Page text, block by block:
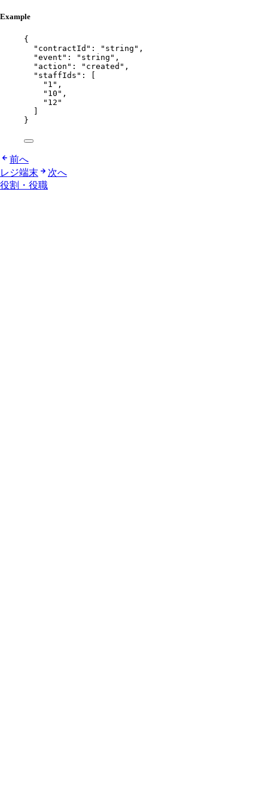
Example
{
"contractId" : " string " ,
"event" : " string " ,
"action" : " created " ,
"staffIds" : [
" 1 " ,
" 10 " ,
" 12 "
}
前へ
レジ端末
次へ
役割・役職